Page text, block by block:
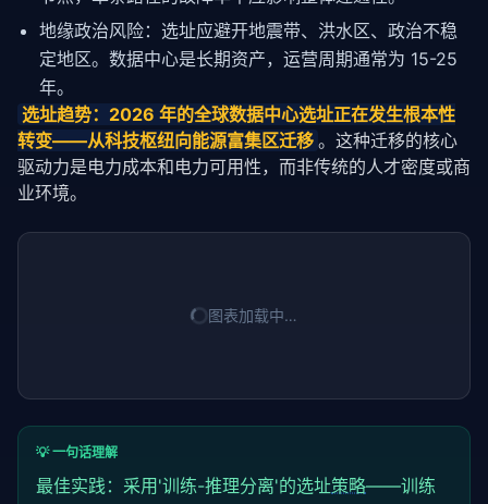
地缘政治风险：选址应避开地震带、洪水区、政治不稳
定地区。数据中心是长期资产，运营周期通常为 15-25
年。
选址趋势：2026 年的全球数据中心选址正在发生根本性
转变——从科技枢纽向能源富集区迁移 。这种迁移的核心
驱动力是电力成本和电力可用性，而非传统的人才密度或商
业环境。
图表加载中…
💡 一句话理解
最佳实践：采用'训练-推理分离'的选址策略——训练